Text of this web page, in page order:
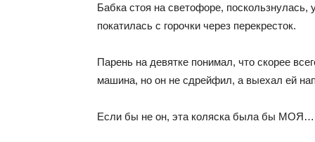
Бабка стоя на светофоре, поскользнулась,
покатилась с горочки через перекресток.
Парень на девятке понимал, что скорее
машина, но он не сдрейфил, а выехал ей
Если бы не он, эта коляска была бы МОЯ…